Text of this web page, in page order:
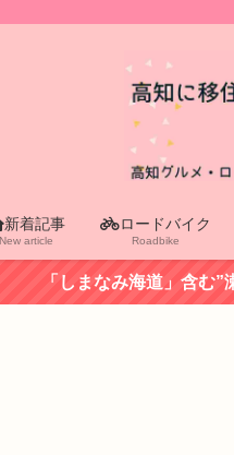
新着記事
New article
ロードバイク
Roadbike
「しまなみ海道」含む